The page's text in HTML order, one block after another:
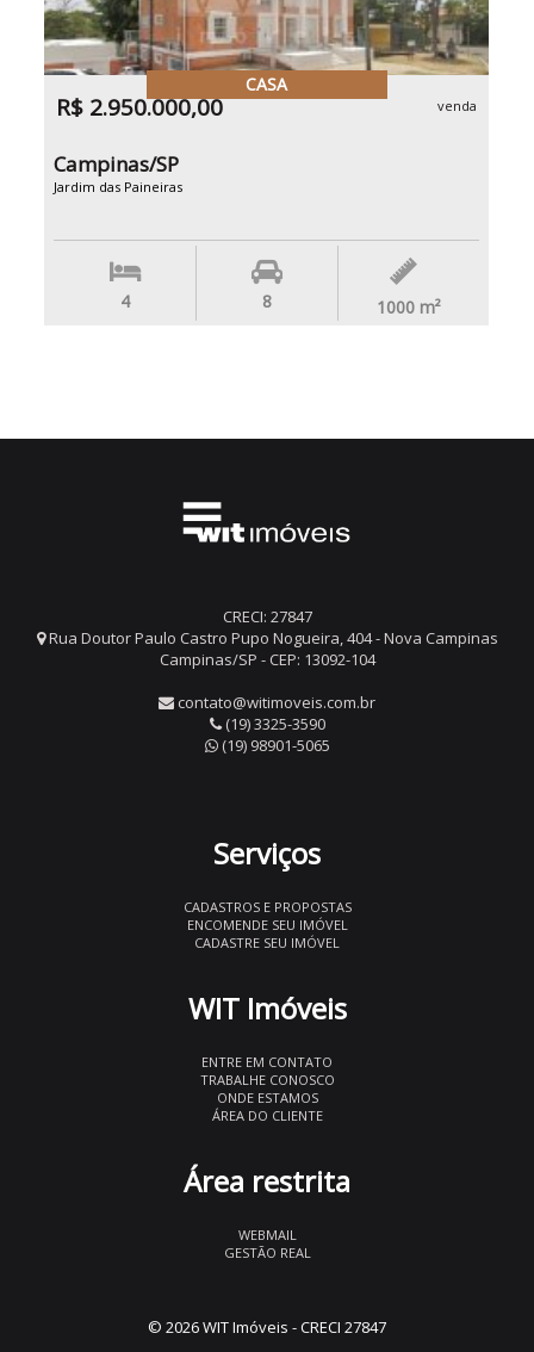
CASA
R$ 2.950.000,00 venda
Campinas/SP
Jardim das Paineiras
4 8 1000 m²
CRECI: 27847
Rua Doutor Paulo Castro Pupo Nogueira, 404 - Nova Campinas
Campinas/SP - CEP: 13092-104
contato@witimoveis.com.br
(19) 3325-3590
(19) 98901-5065
Serviços
CADASTROS E PROPOSTAS
ENCOMENDE SEU IMÓVEL
CADASTRE SEU IMÓVEL
WIT Imóveis
ENTRE EM CONTATO
TRABALHE CONOSCO
ONDE ESTAMOS
ÁREA DO CLIENTE
Área restrita
WEBMAIL
GESTÃO REAL
© 2026 WIT Imóveis - CRECI 27847